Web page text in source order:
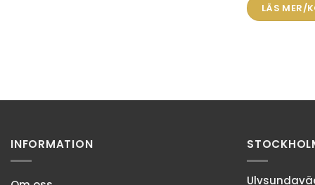
LÄS MER/
INFORMATION